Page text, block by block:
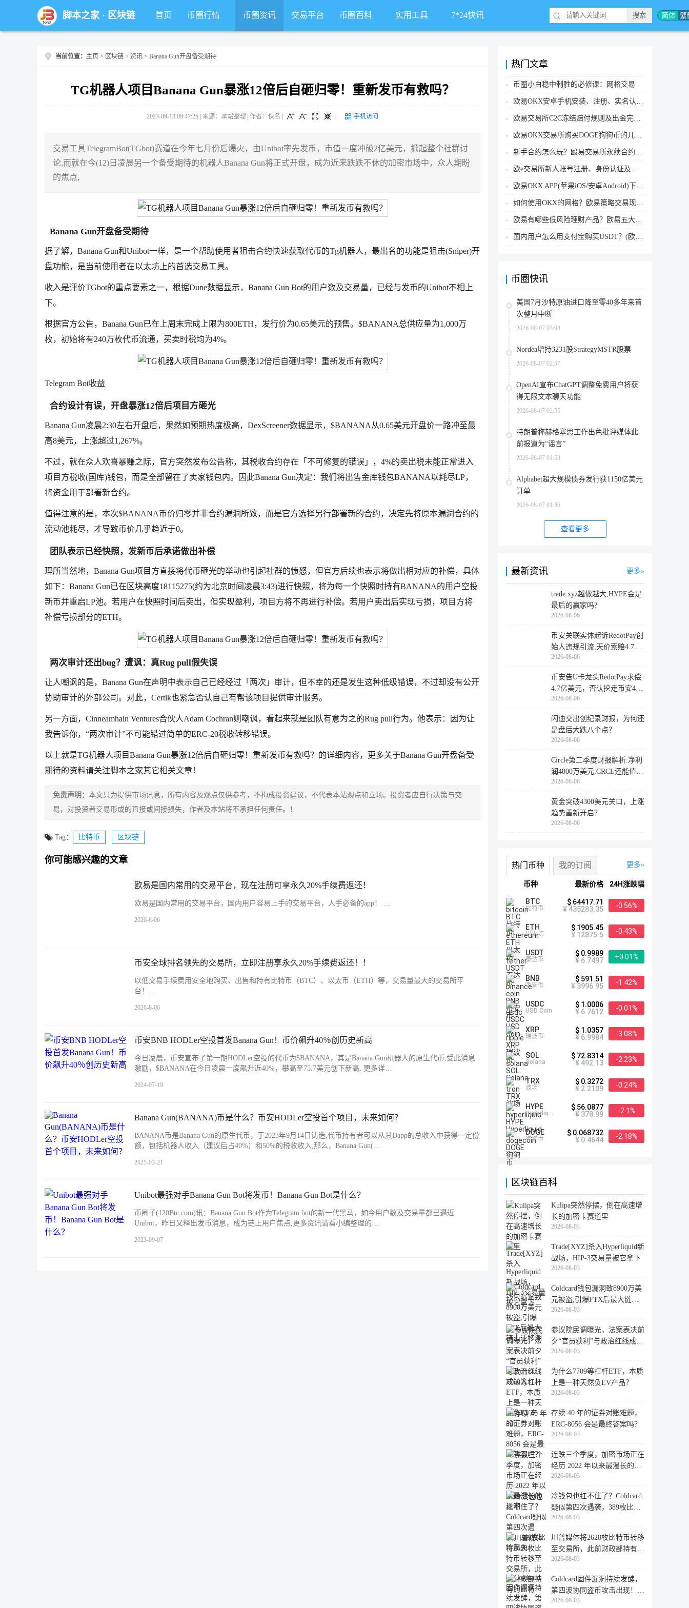
简体 繁
脚本之家· 区块链 首页 币圈行情 币圈资讯 交易平台 币圈百科 实用工具 7*24快讯
当前位置： 主页 > 区块链 > 资讯 > Banana Gun开盘备受期待
TG机器人项目Banana Gun暴涨12倍后自砸归零！重新发币有救吗？
2023-09-13 09:47:25 | 来源： 本站整理| 作者：佚名 手机访问
交易工具TelegramBot(TGbot)赛道在今年七月份后爆火，由Unibot率先发币，市值一度冲破2亿美元，掀起整个社群讨
论,而就在今(12)日凌晨另一个备受期待的机器人Banana Gun将正式开盘，成为近来跌跌不休的加密市场中，众人期盼
的焦点,
Banana Gun开盘备受期待
据了解，Banana Gun和Unibot一样，是一个帮助使用者狙击合约快速获取代币的Tg机器人，最出名的功能是狙击(Sniper)开
盘功能，是当前使用者在以太坊上的首选交易工具。
收入是评价TGbot的重点要素之一，根据Dune数据显示，Banana Gun Bot的用户数及交易量，已经与发币的Unibot不相上
下。
根据官方公告，Banana Gun已在上周末完成上限为800ETH，发行价为0.65美元的预售。$BANANA总供应量为1,000万
枚，初始将有240万枚代币流通，买卖时税均为4%。
Telegram Bot收益
合约设计有误，开盘暴涨12倍后项目方砸光
Banana Gun凌晨2:30左右开盘后，果然如预期热度极高，DexScreener数据显示，$BANANA从0.65美元开盘价一路冲至最
高8美元，上涨超过1,267%。
不过，就在众人欢喜暴赚之际，官方突然发布公告称，其税收合约存在「不可修复的错误」，4%的卖出税未能正常进入
项目方税收(国库)钱包，而是全部留在了卖家钱包内。因此Banana Gun决定：我们将出售金库钱包BANANA以耗尽LP，
将资金用于部署新合约。
值得注意的是，本次$BANANA币价归零并非合约漏洞所致，而是官方选择另行部署新的合约，决定先将原本漏洞合约的
流动池耗尽，才导致币价几乎趋近于0。
团队表示已经快照，发新币后承诺做出补偿
理所当然地，Banana Gun项目方直接将代币砸光的举动也引起社群的愤怒，但官方后续也表示将做出相对应的补偿，具体
如下：Banana Gun已在区块高度18115275(约为北京时间凌晨3:43)进行快照，将为每一个快照时持有BANANA的用户空投
新币并重启LP池。若用户在快照时间后卖出，但实现盈利，项目方将不再进行补偿。若用户卖出后实现亏损，项目方将
补偿亏损部分的ETH。
两次审计还出bug？遭讽：真Rug pull假失误
让人嘲讽的是，Banana Gun在声明中表示自己已经经过「两次」审计，但不幸的还是发生这种低级错误，不过却没有公开
协助审计的外部公司。对此，Certik也紧急否认自己有帮该项目提供审计服务。
另一方面，Cinneamhain Ventures合伙人Adam Cochran则嘲讽，看起来就是团队有意为之的Rug pull行为。他表示：因为让
我告诉你，“两次审计”不可能错过简单的ERC-20税收转移错误。
以上就是TG机器人项目Banana Gun暴涨12倍后自砸归零！重新发币有救吗？的详细内容，更多关于Banana Gun开盘备受
期待的资料请关注脚本之家其它相关文章！
免责声明： 本文只为提供市场讯息，所有内容及观点仅供参考，不构成投资建议，不代表本站观点和立场。投资者应自行决策与交
易，对投资者交易形成的直接或间接损失，作者及本站将不承担任何责任。！
Tag： 比特币 区块链
你可能感兴趣的文章
欧易是国内常用的交易平台，现在注册可享永久20%手续费返还！
欧易是国内常用的交易平台，国内用户容易上手的交易平台，人手必备的app！ …
2026-8-06
币安全球排名领先的交易所，立即注册享永久20%手续费返还！！
以低交易手续费用安全地购买、出售和持有比特币（BTC）、以太币（ETH）等，交易量最大的交易所平
台！…
2026-8-06
币安BNB HODLer空投首发Banana Gun！币价飙升40％创历史新高
今日凌晨，币安宣布了第一期HODLer空投的代币为$BANANA，其是Banana Gun机器人的原生代币,受此消息
激励，$BANANA在今日凌晨一度飙升近40%，攀高至75.7美元创下新高, 更多详…
2024-07-19
Banana Gun(BANANA)币是什么？币安HODLer空投首个项目，未来如何？
BANANA币是Banana Gun的原生代币，于2023年9月14日铸造,代币持有者可以从其Dapp的总收入中获得一定份
额，包括机器人收入（建议后占40%）和50%的税收收入,那么，Banana Gun(…
2025-03-21
Unibot最强对手Banana Gun Bot将发币！Banana Gun Bot是什么？
币圈子(120Btc.com)讯：Banana Gun Bot作为Telegram bot的新一代黑马，如今用户数及交易量都已逼近
Unibot，昨日又释出发币消息，成为链上用户焦点,更多资讯请看小编整理的…
2023-09-07
热门文章
币圈小白稳中制胜的必修课：网格交易
欧易OKX安卓手机安装、注册、实名认证、买币转账新手实操教程
欧易交易所C2C冻结赔付规则及出金完整流程
欧易OKX交易所购买DOGE狗狗币的几个方式汇总
新手合约怎么玩？殴易交易所永续合约操作步骤教程(APP/Web端)
欧e交易所新人账号注册、身份认证及安全设置教程
欧易OKX APP(苹果iOS/安卓Android)下载图文教程
如何使用OKX的网格？欧易策略交易现货网格新手操作流程
欧易有哪些低风险理财产品？欧易五大低风险理财产品详细介绍
国内用户怎么用支付宝购买USDT？(欧易交易所为例)
币圈快讯
美国7月沙特原油进口降至零40多年来首
次整月中断
2026-08-07 03:04
Nordea增持3231股StrategyMSTR股票
2026-08-07 02:57
OpenAI宣布ChatGPT调整免费用户将获
得无限文本聊天功能
2026-08-07 02:55
特朗普称赫格塞思工作出色批评媒体此
前报道为“谣言”
2026-08-07 01:53
Alphabet超大规模债券发行获1150亿美元
订单
2026-08-07 01:36
查看更多
最新资讯 更多
trade.xyz越做越大,HYPE会是
最后的赢家吗?
2026-08-06
币安关联实体起诉RedotPay创
始人违规引流,天价索赔4.728
亿美
2026-08-06
币安告U卡龙头RedotPay求偿
4.7亿美元，否认挖走币安47
万用户
2026-08-06
闪迪交出创纪录财报，为何还
是盘后大跌八个点？
2026-08-06
Circle第二季度财报解析:净利
润4800万美元,CRCL还能值得
投资
2026-08-06
黄金突破4300美元关口，上涨
趋势重新开启？
2026-08-06
更多
热门币种 我的订阅
币种 最新价格 24H涨跌幅
BTC
比特币
$ 64417.71
¥ 435283.35
-0.56%
ETH
以太坊
$ 1905.45
¥ 12875.5
-0.43%
USDT
泰达币
$ 0.9989
¥ 6.7497
+0.01%
BNB
币安币
$ 591.51
¥ 3996.95
-1.42%
USDC
USD Coin
$ 1.0006
¥ 6.7612
-0.01%
XRP
瑞波币
$ 1.0357
¥ 6.9984
-3.08%
SOL
Solana
$ 72.8314
¥ 492.13
-2.23%
TRX
波场
$ 0.3272
¥ 2.2109
-0.24%
HYPE
Hyperliquid
$ 56.0877
¥ 378.99
-2.1%
DOGE
狗狗币
$ 0.068732
¥ 0.4644
-2.18%
区块链百科
Kulipa突然停摆，倒在高速增
长的加密卡赛道里
2026-08-03
Trade[XYZ]杀入Hyperliquid新
战场，HIP-3交易量被它拿下
2026-08-03
Coldcard钱包漏洞致8900万美
元被盗,引爆FTX后最大链上
迁移潮
2026-08-03
参议院民调曝光，法案表决前
夕“官员获利”与政治红线成最
大
2026-08-03
为什么7709等杠杆ETF，本质
上是一种天然负EV产品？
2026-08-03
存续 40 年的证券对账难题，
ERC-8056 会是最终答案吗？
2026-08-03
连跌三个季度，加密市场正在
经历 2022 年以来最漫长的退
潮
2026-08-03
冷钱包也扛不住了？Coldcard
疑似第四次遇袭，389枚比特
币失
2026-08-03
川普媒体将2628枚比特币转移
至交易所，此前财政部持有的
比特
2026-08-03
Coldcard固件漏洞持续发酵，
第四波协同盗币攻击出现！
462个
2026-08-03